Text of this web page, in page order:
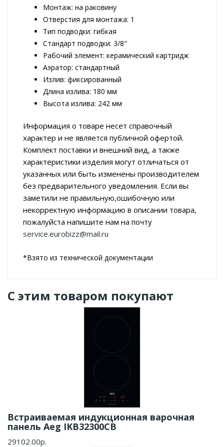
Монтаж: на раковину
Отверстия для монтажа: 1
Тип подводки: гибкая
Стандарт подводки: 3/8"
Рабочий элемент: керамический картридж
Аэратор: стандартный
Излив: фиксированный
Длина излива: 180 мм
Высота излива: 242 мм
Информация о товаре несет справочный
характер и не является публичной офертой.
Комплект поставки и внешний вид, а также
характеристики изделия могут отличаться от
указанных или быть изменены производителем
без предварительного уведомления. Если вы
заметили не правильную,ошибочную или
некорректную информацию в описании товара,
пожалуйста напишите нам на почту
service.eurobizz@mail.ru
*Взято из технической документации
С этим товаром покупают
Встраиваемая индукционная варочная
панель Aeg IKB32300CB
29102.00р.